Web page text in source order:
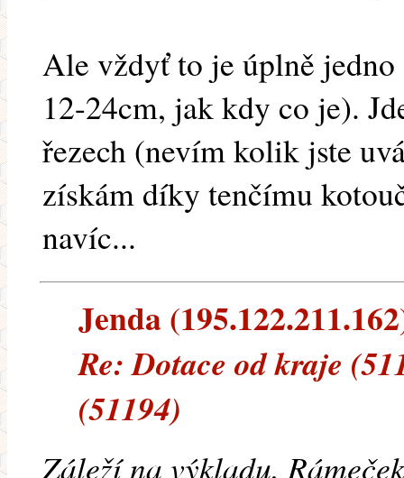
Ale vždyť to je úplně
12-24cm, jak kdy co je).
řezech (nevím kolik jste
získám díky tenčímu
navíc...
Jenda
Re: Dotace od kraje
(51194)
Záleží na výkladu.